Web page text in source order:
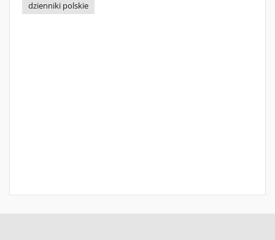
dzienniki polskie